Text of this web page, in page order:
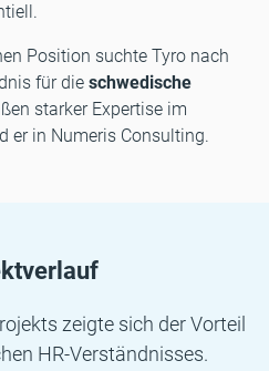
Position suchte Tyro nach
für die schwedische
starker Expertise im
er in Numeris Consulting.
zeigte sich der Vorteil
HR-Verständnisses.